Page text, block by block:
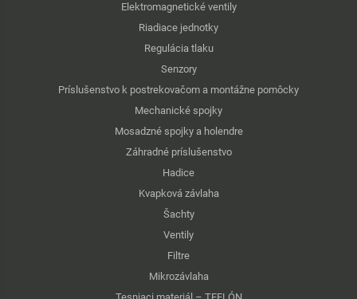
Elektromagnetické ventily
Riadiace jednotky
Regulácia tlaku
Senzory
Príslušenstvo k postrekovačom a montážne pomôcky
Mechanické spojky
Mosadzné spojky a holendre
Záhradné príslušenstvo
Hadice
Kvapková závlaha
Šachty
Ventily
Filtre
Mikrozávlaha